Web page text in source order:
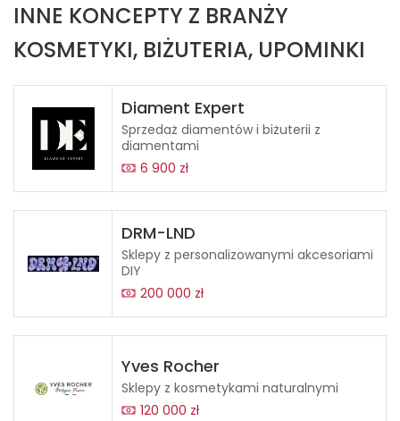
INNE KONCEPTY Z BRANŻY
KOSMETYKI, BIŻUTERIA, UPOMINKI
Diament Expert
Sprzedaż diamentów i biżuterii z
diamentami
6 900 zł
DRM-LND
Sklepy z personalizowanymi akcesoriami
DIY
200 000 zł
Yves Rocher
Sklepy z kosmetykami naturalnymi
120 000 zł